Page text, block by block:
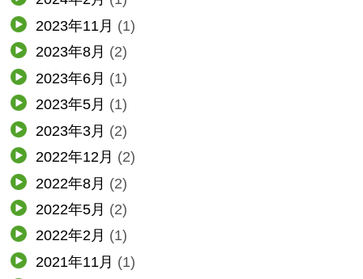
2023年11月 (1)
2023年8月 (2)
2023年6月 (1)
2023年5月 (1)
2023年3月 (2)
2022年12月 (2)
2022年8月 (2)
2022年5月 (2)
2022年2月 (1)
2021年11月 (1)